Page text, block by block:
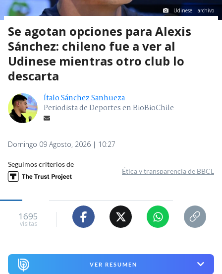
Udinese | archivo
Se agotan opciones para Alexis
Sánchez: chileno fue a ver al
Udinese mientras otro club lo
descarta
Ítalo Sánchez Sanhueza
Periodista de Deportes en BioBioChile
Domingo 09 Agosto, 2026 | 10:27
Seguimos criterios de
Ética y transparencia de BBCL
1695
visitas
VER RESUMEN